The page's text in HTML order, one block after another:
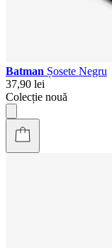
Batman Șosete Negru
37,90 lei
Colecție nouă